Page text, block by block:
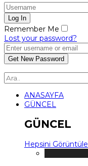
Remember Me
Lost your password?
ANASAYFA
GÜNCEL
GÜNCEL
Hepsini Görüntüle